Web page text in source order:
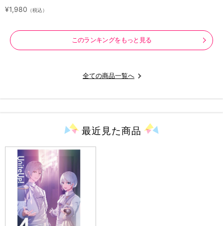
¥1,980 （税込）
このランキングをもっと見る
全ての商品一覧へ
最近見た商品